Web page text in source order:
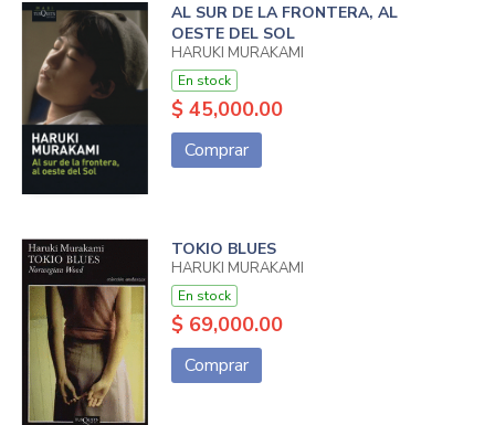
AL SUR DE LA FRONTERA, AL
OESTE DEL SOL
HARUKI MURAKAMI
En stock
$ 45,000.00
Comprar
TOKIO BLUES
HARUKI MURAKAMI
En stock
$ 69,000.00
Comprar